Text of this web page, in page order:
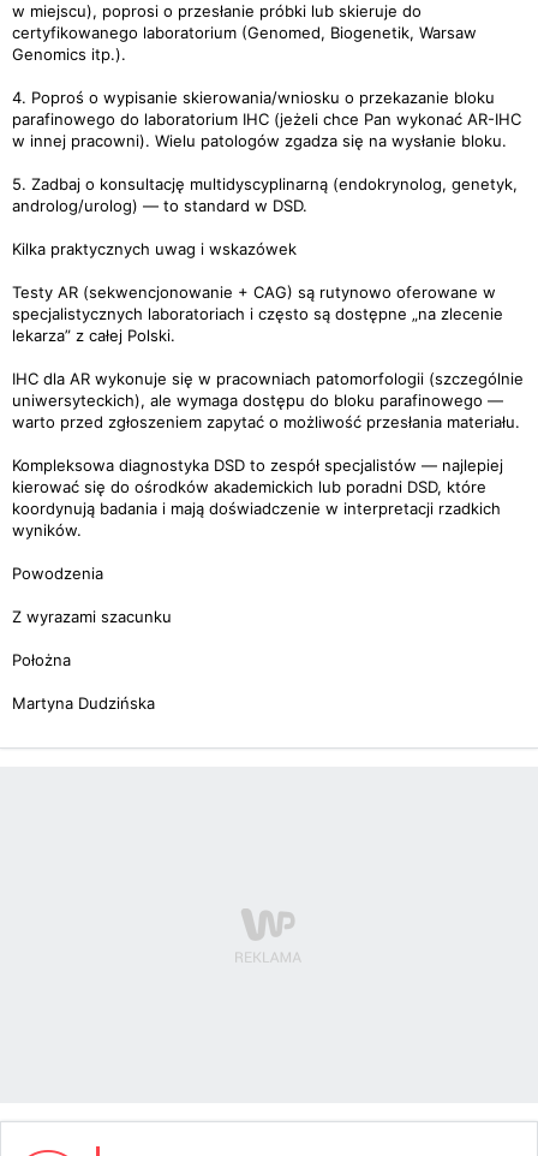
w miejscu), poprosi o przesłanie próbki lub skieruje do
certyfikowanego laboratorium (Genomed, Biogenetik, Warsaw
Genomics itp.).
4. Poproś o wypisanie skierowania/wniosku o przekazanie bloku
parafinowego do laboratorium IHC (jeżeli chce Pan wykonać AR-IHC
w innej pracowni). Wielu patologów zgadza się na wysłanie bloku.
5. Zadbaj o konsultację multidyscyplinarną (endokrynolog, genetyk,
androlog/urolog) — to standard w DSD.
Kilka praktycznych uwag i wskazówek
Testy AR (sekwencjonowanie + CAG) są rutynowo oferowane w
specjalistycznych laboratoriach i często są dostępne „na zlecenie
lekarza” z całej Polski.
IHC dla AR wykonuje się w pracowniach patomorfologii (szczególnie
uniwersyteckich), ale wymaga dostępu do bloku parafinowego —
warto przed zgłoszeniem zapytać o możliwość przesłania materiału.
Kompleksowa diagnostyka DSD to zespół specjalistów — najlepiej
kierować się do ośrodków akademickich lub poradni DSD, które
koordynują badania i mają doświadczenie w interpretacji rzadkich
wyników.
Powodzenia
Z wyrazami szacunku
Położna
Martyna Dudzińska